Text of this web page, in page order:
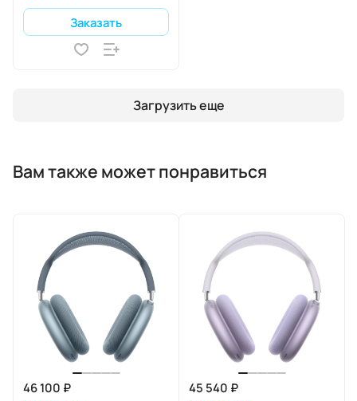
Заказать
Загрузить еще
Вам также может понравиться
46 100 ₽ 45 540 ₽